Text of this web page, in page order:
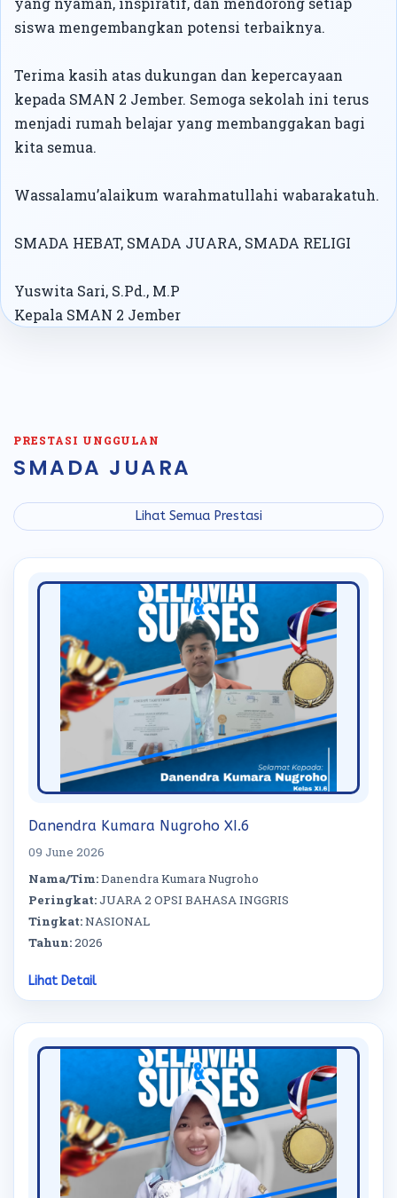
siswa mengembangkan potensi terbaiknya.
Terima kasih atas dukungan dan kepercayaan
kepada SMAN 2 Jember. Semoga sekolah ini terus
menjadi rumah belajar yang membanggakan bagi
kita semua.
Wassalamu’alaikum warahmatullahi wabarakatuh.
SMADA HEBAT, SMADA JUARA, SMADA RELIGI
Yuswita Sari, S.Pd., M.P
Kepala SMAN 2 Jember
PRESTASI UNGGULAN
SMADA JUARA
Lihat Semua Prestasi
Danendra Kumara Nugroho XI.6
09 June 2026
Nama/Tim:Danendra Kumara Nugroho
Peringkat:JUARA 2 OPSI BAHASA INGGRIS
Tingkat:NASIONAL
Tahun:2026
Lihat Detail